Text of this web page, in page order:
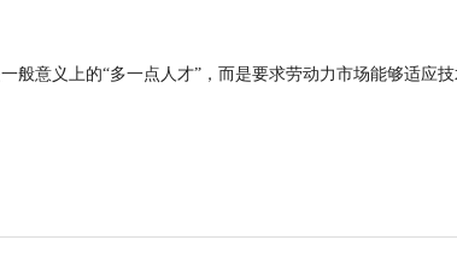
般意义上的“多一点人才”，而是要求劳动力市场能够适应